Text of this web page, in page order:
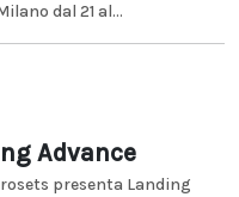
dal 21 al...
Advance
presenta Landing